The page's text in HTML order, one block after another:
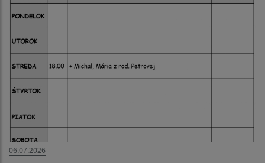
06.07.2026